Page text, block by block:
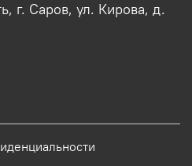
г. Саров, ул. Кирова, д.